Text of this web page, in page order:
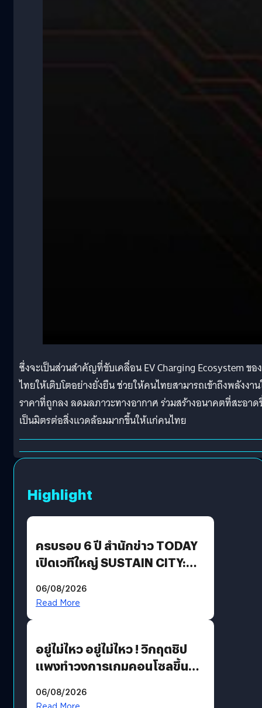
ซึ่งจะเป็นส่วนสำคัญที่ขับเคลื่อน EV Charging Ecosystem ของ
ไทยให้เติบโตอย่างยั่งยืน ช่วยให้คนไทยสามารถเข้าถึงพลังงา
ราคาที่ถูกลง ลดมลภาวะทางอากาศ ร่วมสร้างอนาคตที่สะอา
เป็นมิตรต่อสิ่งแวดล้อมมากขึ้นให้แก่คนไทย
Highlight
ครบรอบ 6 ปี สำนักข่าว TODAY
เปิดเวทีใหญ่ SUSTAIN CITY:
แนวทางปรับตัวสู่เศรษฐกิจสี
06/08/2026
Read More
อยู่ไม่ไหว อยู่ไม่ไหว ! วิกฤตชิป
แพงทำวงการเกมคอนโซลขึ้น
?
06/08/2026